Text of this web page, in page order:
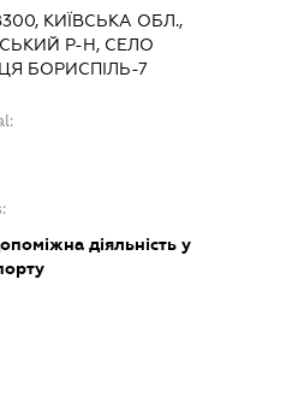
КИЇВСЬКА ОБЛ.,
Р-Н, СЕЛО
БОРИСПІЛЬ-7
діяльність у